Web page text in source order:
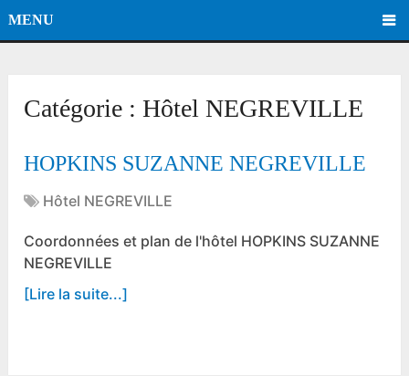
MENU
Catégorie :Hôtel NEGREVILLE
HOPKINS SUZANNE NEGREVILLE
Hôtel NEGREVILLE
Coordonnées et plan de l'hôtel HOPKINS SUZANNE
NEGREVILLE
[Lire la suite...]